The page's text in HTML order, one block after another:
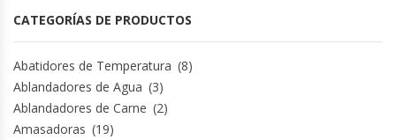
Ralladoras De Queso
Rebanadoras De Pan De Molde
Refrigeradores Industriales
CATEGORÍAS DE PRODUCTOS
Abatidores de Temperatura (8)
Ablandadores de Agua (3)
Ablandadores de Carne (2)
Amasadoras (19)